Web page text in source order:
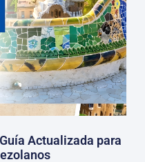
Actualizada para